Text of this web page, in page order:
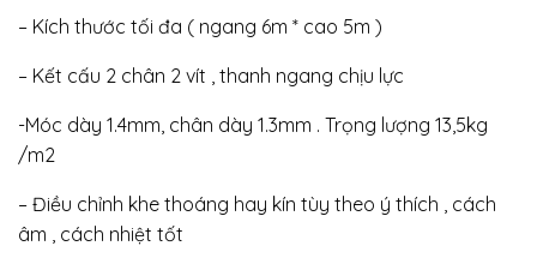
– Kích thước tối đa ( ngang 6m * cao 5m )
– Kết cấu 2 chân 2 vít , thanh ngang chịu lực
-Móc dày 1.4mm, chân dày 1.3mm . Trọng lượng 13,5kg
/m2
– Điều chỉnh khe thoáng hay kín tùy theo ý thích , cách
âm , cách nhiệt tốt